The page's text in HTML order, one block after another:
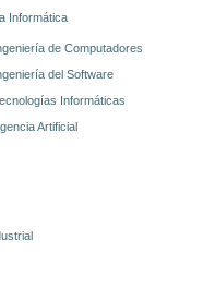
Informática
de Computadores
del Software
Informáticas
Artificial